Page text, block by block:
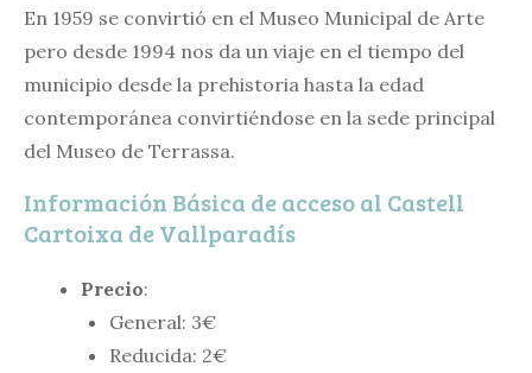
En 1959 se convirtió en el Museo Municipal de Arte
pero desde 1994 nos da un viaje en el tiempo del
municipio desde la prehistoria hasta la edad
contemporánea convirtiéndose en la sede principal
del Museo de Terrassa.
Información Básica de acceso al Castell
Cartoixa de Vallparadís
Precio:
General: 3€
Reducida: 2€